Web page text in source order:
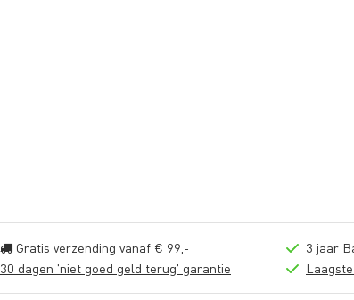
Gratis verzending vanaf € 99,-
30 dagen 'niet goed geld terug' garantie
3 jaar